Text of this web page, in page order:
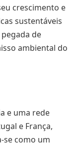
crescimento e
sustentáveis
de
ambiental do
e uma rede
e França,
se como um